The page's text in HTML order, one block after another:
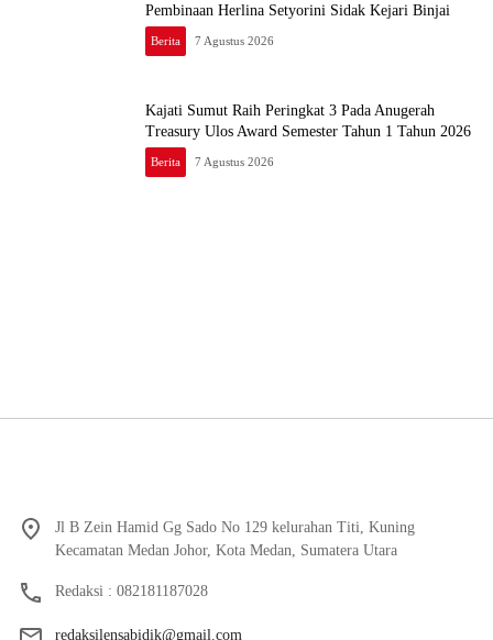
Pembinaan Herlina Setyorini Sidak Kejari Binjai
Berita 7 Agustus 2026
Kajati Sumut Raih Peringkat 3 Pada Anugerah
Treasury Ulos Award Semester Tahun 1 Tahun 2026
Berita 7 Agustus 2026
Jl B Zein Hamid Gg Sado No 129 kelurahan Titi, Kuning
Kecamatan Medan Johor, Kota Medan, Sumatera Utara
Redaksi : 082181187028
redaksilensabidik@gmail.com